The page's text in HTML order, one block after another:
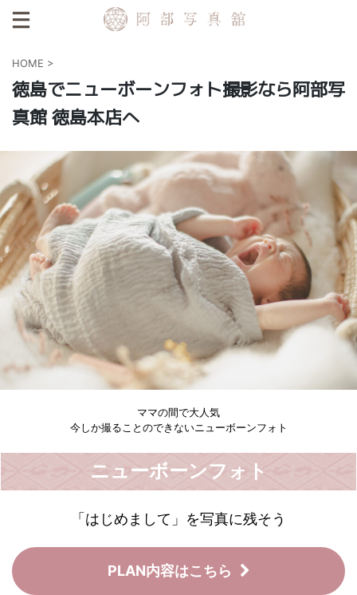
HOME >
徳島でニューボーンフォト撮影なら阿部写
真館 徳島本店へ
ママの間で大人気
今しか撮ることのできないニューボーンフォト
ニューボーンフォト
「はじめまして」を写真に残そう
PLAN内容はこちら